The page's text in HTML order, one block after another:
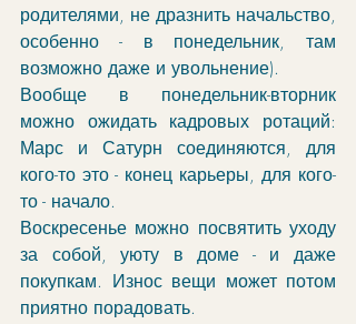
родителями, не дразнить начальство,
особенно - в понедельник, там
возможно даже и увольнение).
Вообще в понедельник-вторник
можно ожидать кадровых ротаций:
Марс и Сатурн соединяются, для
кого-то это - конец карьеры, для кого-
то - начало.
Воскресенье можно посвятить уходу
за собой, уюту в доме - и даже
покупкам. Износ вещи может потом
приятно порадовать.